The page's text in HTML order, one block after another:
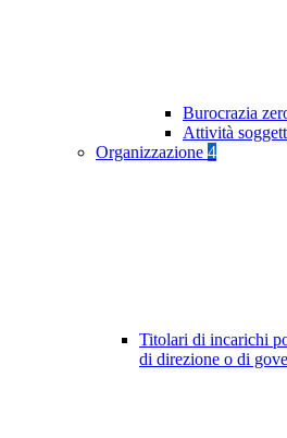
Burocrazia
Attività
Organizzazione 4
Titolari di incarichi
di direzione o di